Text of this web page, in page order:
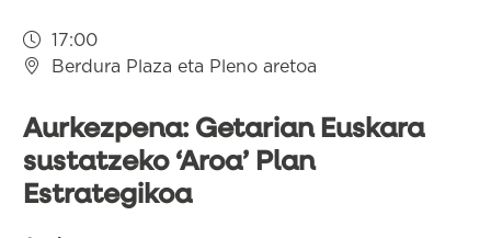
17:00
Berdura Plaza eta Pleno aretoa
Aurkezpena: Getarian Euskara
sustatzeko ‘Aroa’ Plan
Estrategikoa